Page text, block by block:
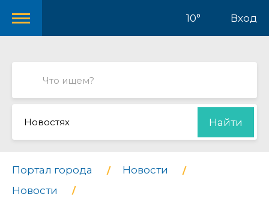
10° Вход
Новостях Найти
Портал города
Новости
Новости